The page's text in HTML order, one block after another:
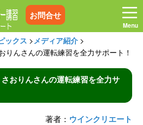
お問合せ
お電話はこちら
講習料金
ックス >メディア紹介 >
りんさんの運転練習を全力サポート！
おりんさんの運転練習を全力サ
著者： ウインクリエート